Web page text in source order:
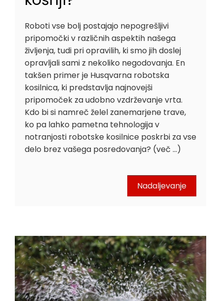
Roboti vse bolj postajajo nepogrešljivi
pripomočki v različnih aspektih našega
življenja, tudi pri opravilih, ki smo jih doslej
opravljali sami z nekoliko negodovanja. En
takšen primer je Husqvarna robotska
kosilnica, ki predstavlja najnovejši
pripomoček za udobno vzdrževanje vrta.
Kdo bi si namreč želel zanemarjene trave,
ko pa lahko pametna tehnologija v
notranjosti robotske kosilnice poskrbi za vse
delo brez vašega posredovanja? (več …)
Nadaljevanje